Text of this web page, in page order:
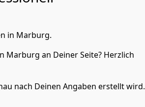
in Marburg.
an Deiner Seite? Herzlich
nach Deinen Angaben erstellt wird.